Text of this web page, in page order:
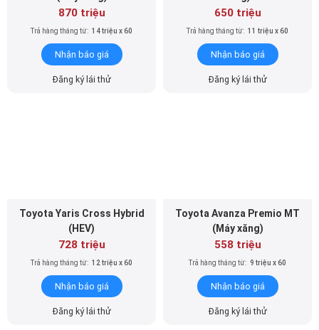
870 triệu
Trả hàng tháng từ: 14 triệu x 60
Nhận báo giá
Đăng ký lái thử
650 triệu
Trả hàng tháng từ: 11 triệu x 60
Nhận báo giá
Đăng ký lái thử
Toyota Yaris Cross Hybrid
(HEV)
728 triệu
Trả hàng tháng từ: 12 triệu x 60
Nhận báo giá
Đăng ký lái thử
Toyota Avanza Premio MT
(Máy xăng)
558 triệu
Trả hàng tháng từ: 9 triệu x 60
Nhận báo giá
Đăng ký lái thử